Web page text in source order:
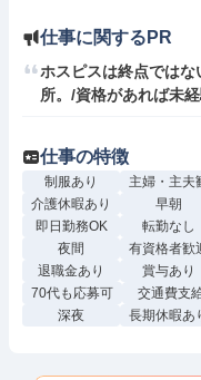
仕事に関するPR
ホスピスは終点では
所。/資格があれば未経
仕事の特徴
制服あり 主婦・主夫
介護休暇あり
早朝
即日勤務OK
転勤なし
夜間
有資格者歓
退職金あり
賞与あり
70代も応募可
交通費支
深夜
長期休暇あ